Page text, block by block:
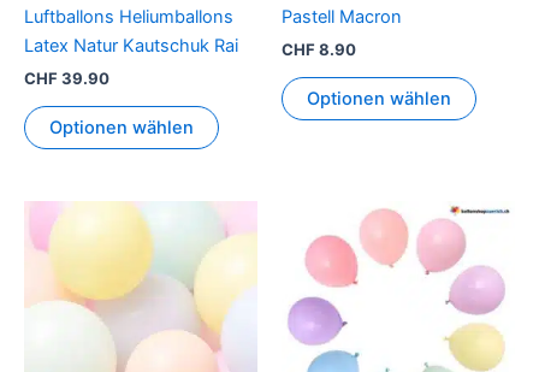
Luftballons Heliumballons
Latex Natur Kautschuk Rai
CHF39.90
Optionen wählen
Pastell Macron
CHF8.90
Optionen wählen
Dieses
weist
auf.